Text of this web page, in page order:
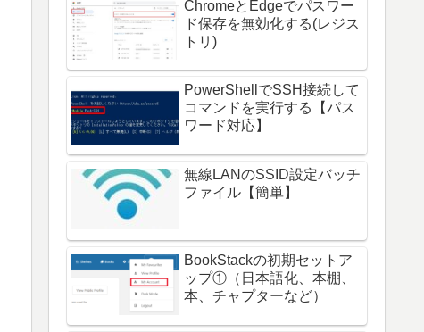
ChromeとEdgeでパスワー
ド保存を無効化する(レジス
トリ)
PowerShellでSSH接続して
コマンドを実行する【パス
ワード対応】
無線LANのSSID設定バッチ
ファイル【簡単】
BookStackの初期セットア
ップ①（日本語化、本棚、
本、チャプターなど）